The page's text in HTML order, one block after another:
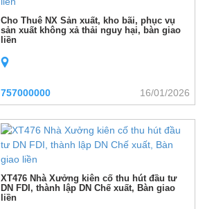
Cho Thuê NX Sản xuất, kho bãi, phục vụ
sản xuất không xả thải nguy hại, bàn giao
liền
757000000 16/01/2026
XT476 Nhà Xưởng kiên cố thu hút đầu tư
DN FDI, thành lập DN Chế xuất, Bàn giao
liền